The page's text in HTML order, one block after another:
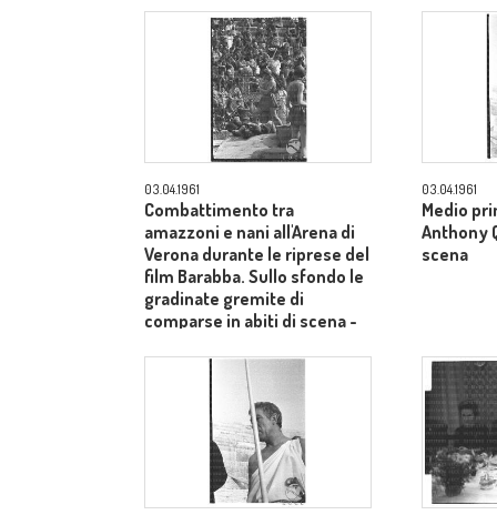
03.04.1961
Combattimento tra
amazzoni e nani all'Arena di
Verona durante le riprese del
film Barabba. Sullo sfondo le
gradinate gremite di
comparse in abiti di scena -
03.04.1961
Medio
Anthony
scena